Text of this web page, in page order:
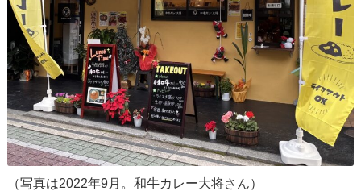
（写真は2022年9月。和牛カレー大将さん）